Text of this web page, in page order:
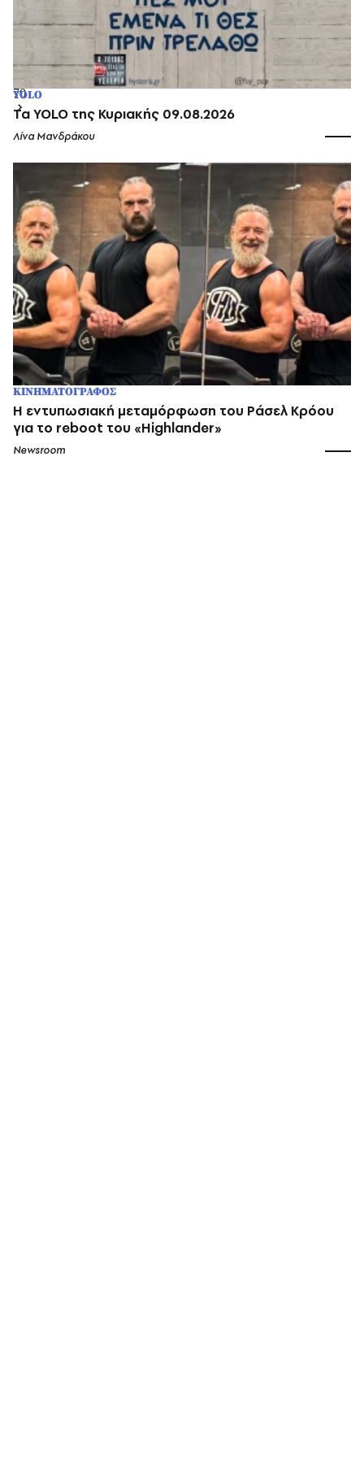
64
65
66
68
69
70
YOLO
Τα YOLO της Κυριακής 09.08.2026
Λίνα Μανδράκου
ΚΙΝΗΜΑΤΟΓΡΑΦΟΣ
Η εντυπωσιακή μεταμόρφωση του Ράσελ Κρόου
για το reboot του «Highlander»
Newsroom